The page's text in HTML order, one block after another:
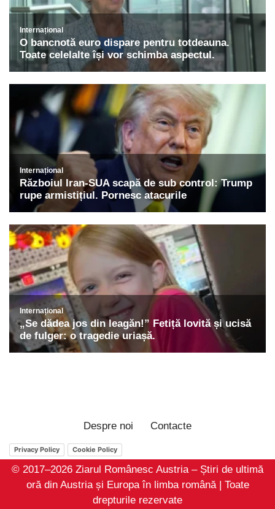
Despre noi Contacte
Privacy Policy Cookie Policy
© 2017–2026 Ziarul Românesc Austria – Știri de ultimă
oră din Austria și Europa în limba română | Toate
drepturile rezervate